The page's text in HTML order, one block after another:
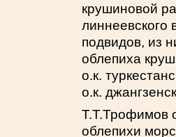
крушиновой
линнеевского
подвидов, из
облепиха
о.к.
о.к.
Т.Т.Трофимов
облепихи